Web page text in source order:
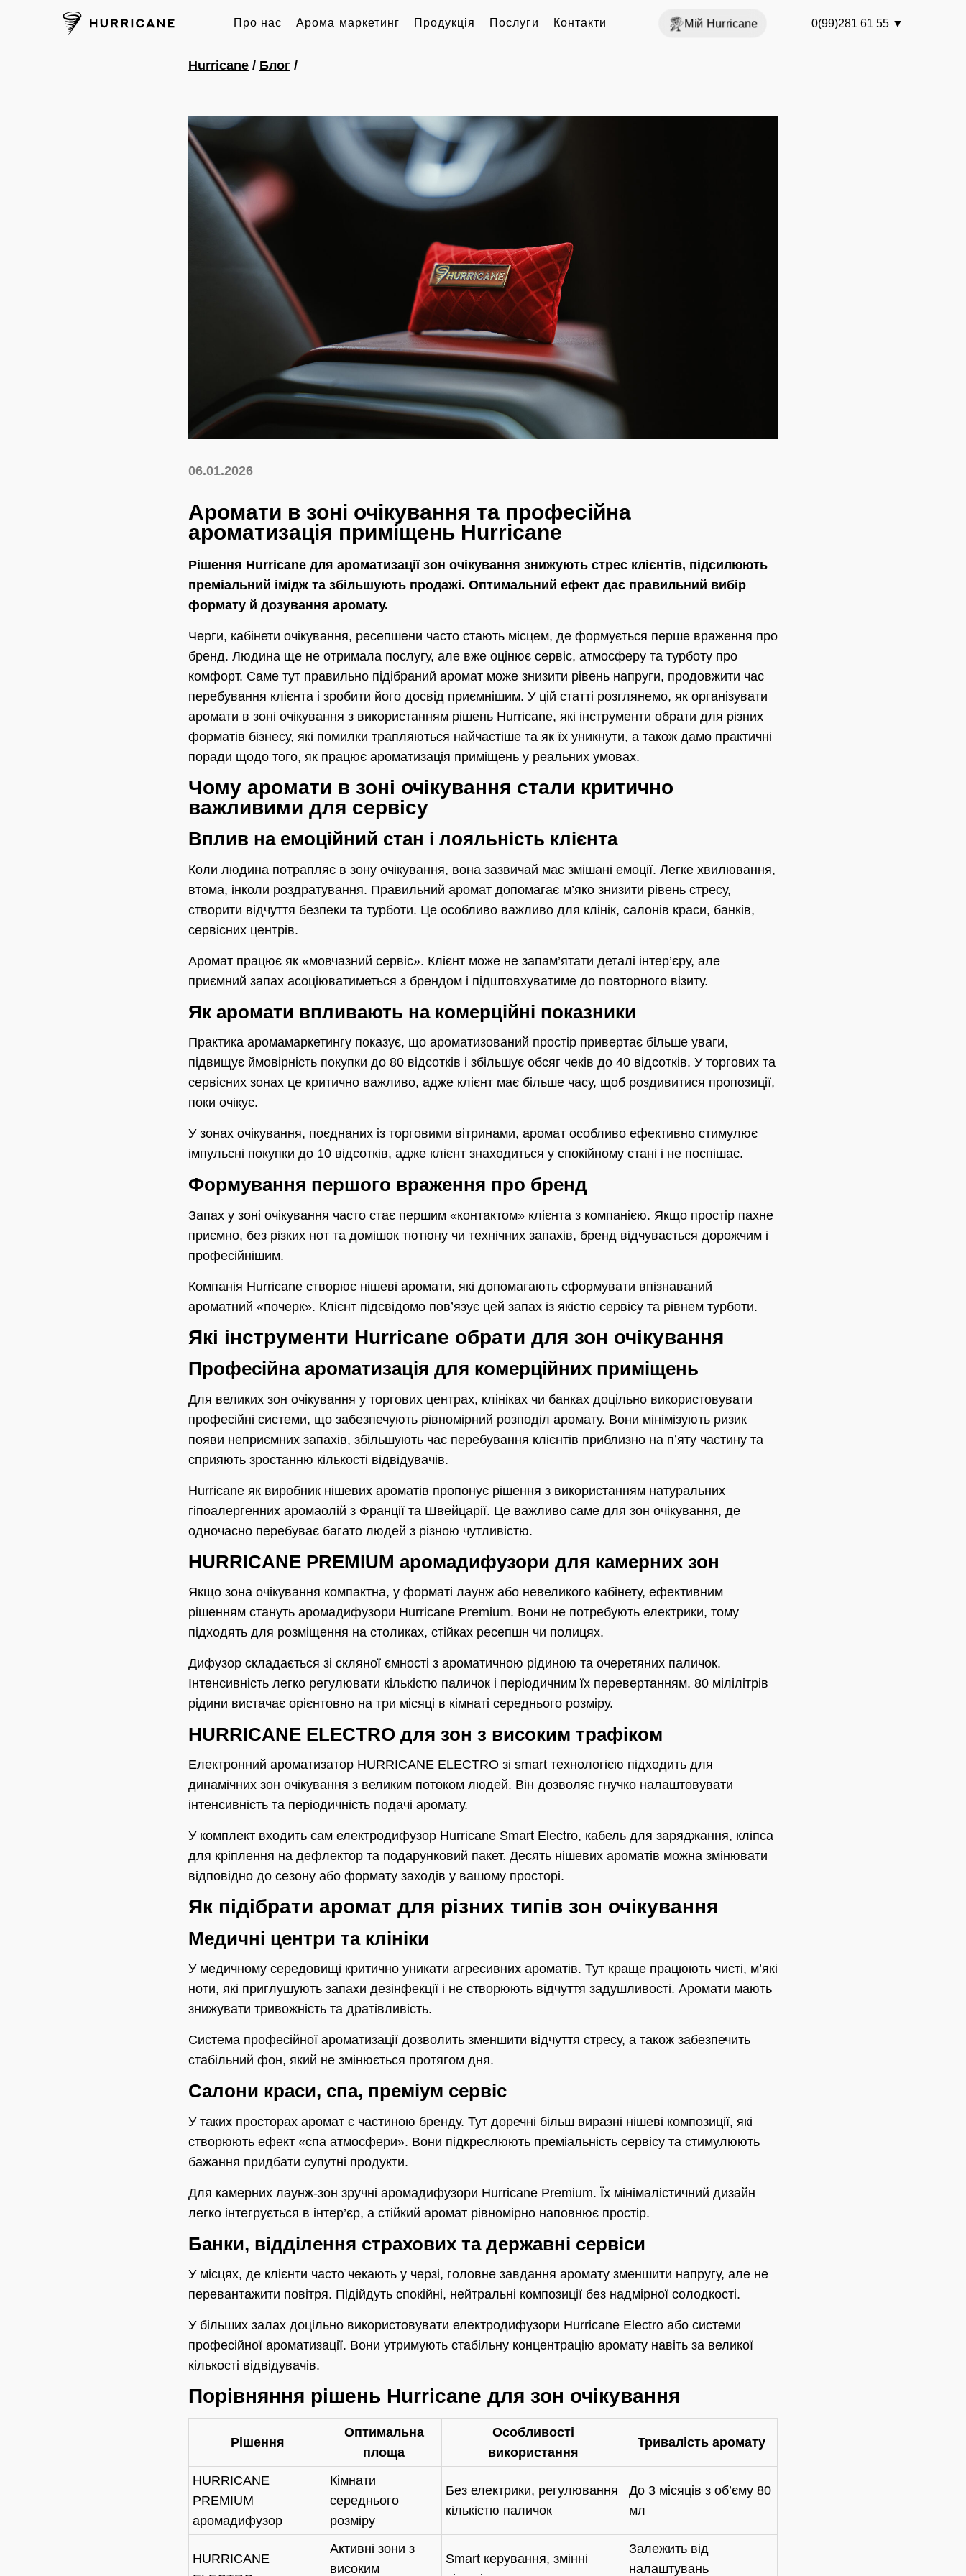
Про нас Арома маркетинг Продукція Послуги Контакти Мій Hurricane 0(99)281 61 55 ▼
Hurricane / Блог /
06.01.2026
Аромати в зоні очікування та професійна
ароматизація приміщень Hurricane
Рішення Hurricane для ароматизації зон очікування знижують стрес клієнтів, підсилюють
преміальний імідж та збільшують продажі. Оптимальний ефект дає правильний вибір
формату й дозування аромату.
Черги, кабінети очікування, ресепшени часто стають місцем, де формується перше враження про
бренд. Людина ще не отримала послугу, але вже оцінює сервіс, атмосферу та турботу про
комфорт. Саме тут правильно підібраний аромат може знизити рівень напруги, продовжити час
перебування клієнта і зробити його досвід приємнішим. У цій статті розглянемо, як організувати
аромати в зоні очікування з використанням рішень Hurricane, які інструменти обрати для різних
форматів бізнесу, які помилки трапляються найчастіше та як їх уникнути, а також дамо практичні
поради щодо того, як працює ароматизація приміщень у реальних умовах.
Чому аромати в зоні очікування стали критично
важливими для сервісу
Вплив на емоційний стан і лояльність клієнта
Коли людина потрапляє в зону очікування, вона зазвичай має змішані емоції. Легке хвилювання,
втома, інколи роздратування. Правильний аромат допомагає м’яко знизити рівень стресу,
створити відчуття безпеки та турботи. Це особливо важливо для клінік, салонів краси, банків,
сервісних центрів.
Аромат працює як «мовчазний сервіс». Клієнт може не запам’ятати деталі інтер’єру, але
приємний запах асоціюватиметься з брендом і підштовхуватиме до повторного візиту.
Як аромати впливають на комерційні показники
Практика аромамаркетингу показує, що ароматизований простір привертає більше уваги,
підвищує ймовірність покупки до 80 відсотків і збільшує обсяг чеків до 40 відсотків. У торгових та
сервісних зонах це критично важливо, адже клієнт має більше часу, щоб роздивитися пропозиції,
поки очікує.
У зонах очікування, поєднаних із торговими вітринами, аромат особливо ефективно стимулює
імпульсні покупки до 10 відсотків, адже клієнт знаходиться у спокійному стані і не поспішає.
Формування першого враження про бренд
Запах у зоні очікування часто стає першим «контактом» клієнта з компанією. Якщо простір пахне
приємно, без різких нот та домішок тютюну чи технічних запахів, бренд відчувається дорожчим і
професійнішим.
Компанія Hurricane створює нішеві аромати, які допомагають сформувати впізнаваний
ароматний «почерк». Клієнт підсвідомо пов’язує цей запах із якістю сервісу та рівнем турботи.
Які інструменти Hurricane обрати для зон очікування
Професійна ароматизація для комерційних приміщень
Для великих зон очікування у торгових центрах, клініках чи банках доцільно використовувати
професійні системи, що забезпечують рівномірний розподіл аромату. Вони мінімізують ризик
появи неприємних запахів, збільшують час перебування клієнтів приблизно на п’яту частину та
сприяють зростанню кількості відвідувачів.
Hurricane як виробник нішевих ароматів пропонує рішення з використанням натуральних
гіпоалергенних аромаолій з Франції та Швейцарії. Це важливо саме для зон очікування, де
одночасно перебуває багато людей з різною чутливістю.
HURRICANE PREMIUM аромадифузори для камерних зон
Якщо зона очікування компактна, у форматі лаунж або невеликого кабінету, ефективним
рішенням стануть аромадифузори Hurricane Premium. Вони не потребують електрики, тому
підходять для розміщення на столиках, стійках ресепшн чи полицях.
Дифузор складається зі скляної ємності з ароматичною рідиною та очеретяних паличок.
Інтенсивність легко регулювати кількістю паличок і періодичним їх перевертанням. 80 мілілітрів
рідини вистачає орієнтовно на три місяці в кімнаті середнього розміру.
HURRICANE ELECTRO для зон з високим трафіком
Електронний ароматизатор HURRICANE ELECTRO зі smart технологією підходить для
динамічних зон очікування з великим потоком людей. Він дозволяє гнучко налаштовувати
інтенсивність та періодичність подачі аромату.
У комплект входить сам електродифузор Hurricane Smart Electro, кабель для заряджання, кліпса
для кріплення на дефлектор та подарунковий пакет. Десять нішевих ароматів можна змінювати
відповідно до сезону або формату заходів у вашому просторі.
Як підібрати аромат для різних типів зон очікування
Медичні центри та клініки
У медичному середовищі критично уникати агресивних ароматів. Тут краще працюють чисті, м’які
ноти, які приглушують запахи дезінфекції і не створюють відчуття задушливості. Аромати мають
знижувати тривожність та дратівливість.
Система професійної ароматизації дозволить зменшити відчуття стресу, а також забезпечить
стабільний фон, який не змінюється протягом дня.
Салони краси, спа, преміум сервіс
У таких просторах аромат є частиною бренду. Тут доречні більш виразні нішеві композиції, які
створюють ефект «спа атмосфери». Вони підкреслюють преміальність сервісу та стимулюють
бажання придбати супутні продукти.
Для камерних лаунж-зон зручні аромадифузори Hurricane Premium. Їх мінімалістичний дизайн
легко інтегрується в інтер’єр, а стійкий аромат рівномірно наповнює простір.
Банки, відділення страхових та державні сервіси
У місцях, де клієнти часто чекають у черзі, головне завдання аромату зменшити напругу, але не
перевантажити повітря. Підійдуть спокійні, нейтральні композиції без надмірної солодкості.
У більших залах доцільно використовувати електродифузори Hurricane Electro або системи
професійної ароматизації. Вони утримують стабільну концентрацію аромату навіть за великої
кількості відвідувачів.
Порівняння рішень Hurricane для зон очікування
Рішення
Оптимальна
площа
Особливості
використання
Тривалість аромату
HURRICANE
PREMIUM
аромадифузор
Кімнати
середнього
розміру
Без електрики, регулювання
кількістю паличок
До 3 місяців з об’єму 80
мл
HURRICANE
Активні зони з
високим
Smart керування, змінні
Залежить від
налаштувань